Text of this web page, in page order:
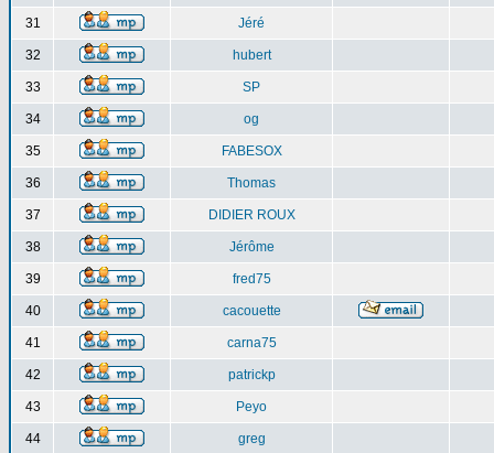
31 Jéré
32 hubert
33 SP
34 og
35 FABESOX
36 Thomas
37 DIDIER ROUX
38 Jérôme
39 fred75
40 cacouette
41 carna75
42 patrickp
43 Peyo
44 greg